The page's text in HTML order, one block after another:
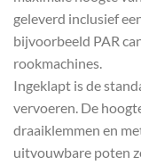
geleverd inclusief
bijvoorbeeld PAR
rookmachines.
Ingeklapt is de
vervoeren. De
draaiklemmen en
uitvouwbare poten